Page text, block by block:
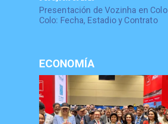
Presentación de Vozinha en Colo
Colo: Fecha, Estadio y Contrato
ECONOMÍA